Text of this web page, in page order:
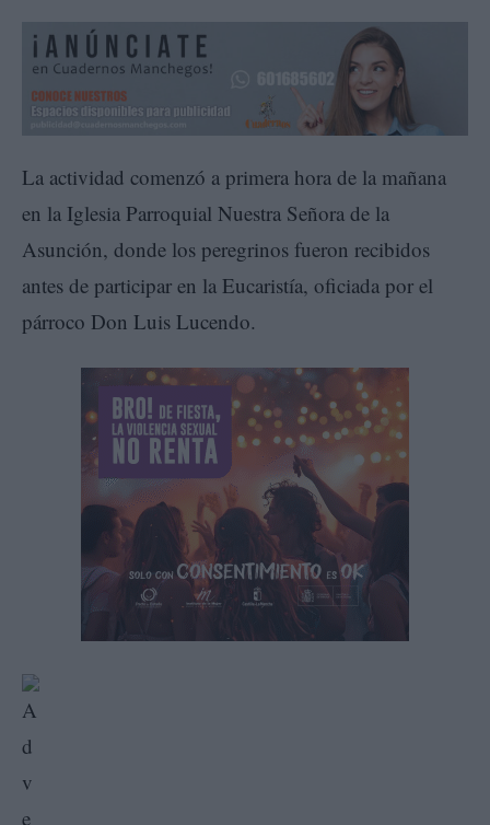
La actividad comenzó a primera hora de la mañana
en la Iglesia Parroquial Nuestra Señora de la
Asunción, donde los peregrinos fueron recibidos
antes de participar en la Eucaristía, oficiada por el
párroco Don Luis Lucendo.